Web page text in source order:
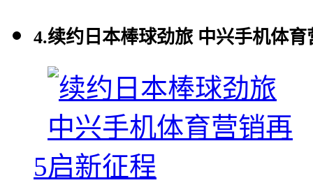
4.续约日本棒球劲旅 中兴手机体
5